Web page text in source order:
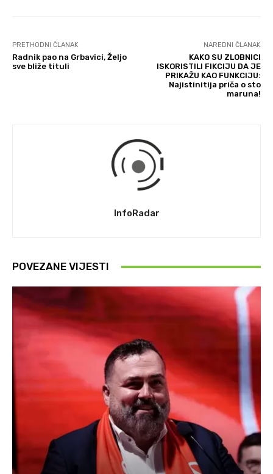
PRETHODNI ČLANAK
Radnik pao na Grbavici, Željo
sve bliže tituli
NAREDNI ČLANAK
KAKO SU ZLOBNICI
ISKORISTILI FIKCIJU DA JE
PRIKAŽU KAO FUNKCIJU:
Najistinitija priča o sto
maruna!
InfoRadar
POVEZANE VIJESTI